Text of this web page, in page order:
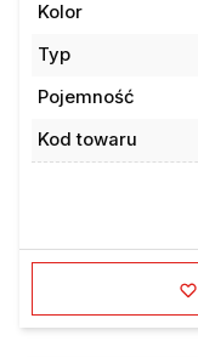
Kolor
Typ
Pojemność
Kod towaru